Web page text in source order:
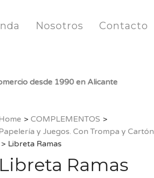
Nosotros Contacto
desde 1990 en Alicante
> COMPLEMENTOS >
y Juegos. Con Trompa y Cartón
> Libreta Ramas
Libreta Ramas